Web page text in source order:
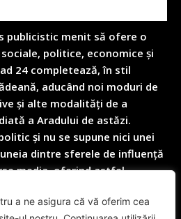
a ne asigura că vă oferim cea
publicistic menit să ofere o
politice, economice și
24 completează, în stil
aducând noi moduri de
și alte modalități de a
a Aradului de astăzi.
și nu se supune nici unei
dintre sferele de influență
media, oferind astfel